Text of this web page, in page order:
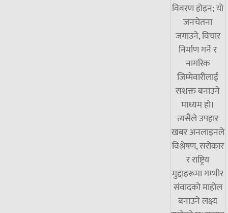
विवरण होइन; यो
जनचेतना
जगाउने, विचार
निर्माण गर्ने र
नागरिक
जिम्मेवारीलाई
सशक्त बनाउने
माध्यम हो।
त्यसैले उपहार
खबर अनलाइनले
विश्लेषण, सरोकार
र राष्ट्रिय
मुद्दाहरूमा गम्भीर
संवादको माहोल
बनाउने लक्ष्य